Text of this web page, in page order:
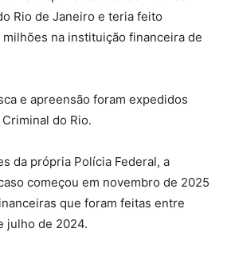
Rio de Janeiro e teria feito
na instituição financeira de
e apreensão foram expedidos
do Rio.
da própria Polícia Federal, a
começou em novembro de 2025
que foram feitas entre
julho de 2024.